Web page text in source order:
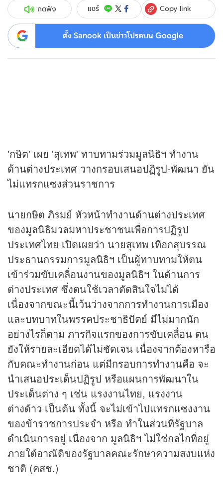
กดฟัง แชร์ Copy link
ตั้ง Sanook เป็นข่าวโปรดบน Google
'กษิต' เผย 'สุเทพ' ทาบทามร่วมมูลนิธิฯ ทำงาน
ด้านต่างประเทศ วางกรอบเสนอปฏิรูป-พัฒนา ยัน
ไม่แทรกแซงส่วนราชการ
นายกษิต ภิรมย์ หัวหน้าทำงานด้านต่างประเทศ
ของมูลนิธิมวลมหาประชาชนเพื่อการปฏิรูป
ประเทศไทย เปิดเผยว่า นายสุเทพ เทือกสุบรรณ
ประธานกรรมการมูลนิธิฯ เป็นผู้ทาบทามให้ตน
เข้าร่วมขับเคลื่อนงานของมูลนิธิฯ ในด้านการ
ต่างประเทศ ซึ่งตนใช้เวลาตัดสินใจไม่ได้
เนื่องจากขณะนี้เว้นว่างจากการทำงานการเมือง
และบทบาทในพรรคประชาธิปัตย์ มีไม่มากนัก
อย่างไรก็ตาม ภารกิจแรกของการขับเคลื่อน ตน
ยังให้รายละเอียดได้ไม่ชัดเจน เนื่องจากต้องหารือ
กับคณะทำงานก่อน แต่มีกรอบการทำงานคือ จะ
นำเสนอประเด็นปฏิรูป หรือแผนการพัฒนาใน
ประเด็นต่าง ๆ เช่น แรงงานไทย, แรงงาน
ต่างด้าว เป็นต้น ทั้งนี้ จะไม่เข้าไปแทรกแซงงาน
ของข้าราชการประจำ หรือ ทำในส่วนที่รัฐบาล
ดำเนินการอยู่ เนื่องจาก มูลนิธิฯ ไม่ใช่กลไกที่อยู่
ภายใต้อาณัติของรัฐบาลคณะรักษาความสงบแห่ง
ชาติ (คสช.)